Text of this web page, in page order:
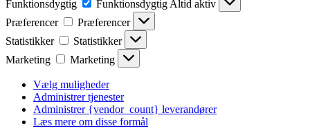
Funktionsdygtig
Funktionsdygtig Altid aktiv
Præferencer
Præferencer
Statistikker
Statistikker
Marketing
Marketing
Vælg muligheder
Administrer tjenester
Administrer {vendor_count} leverandører
Læs mere om disse formål